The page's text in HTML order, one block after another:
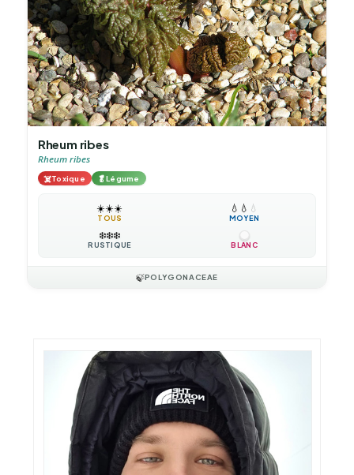
Rheum ribes
Rheum ribes
☠️Toxique 🥬Légume
☀️☀️☀️
TOUS
💧 💧 💧
MOYEN
❄️❄️❄️
RUSTIQUE BLANC
🍃POLYGONACEAE